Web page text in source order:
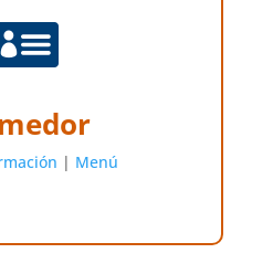
| Menú